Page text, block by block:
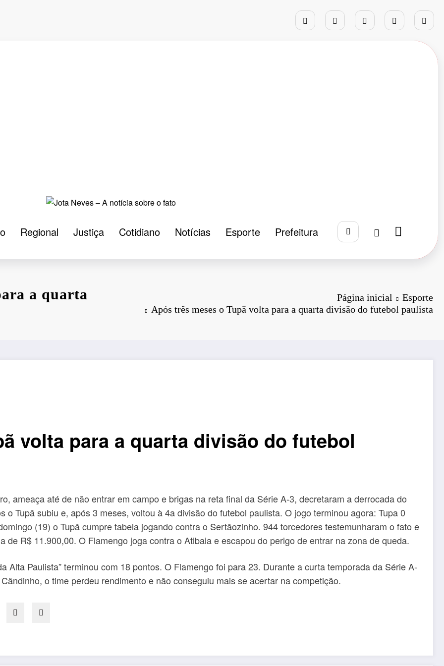
Regional Justiça Cotidiano Notícias Esporte Prefeitura
a quarta Página inicial
Esporte
Após três meses o Tupã volta para a quarta divisão do futebol paulista
volta para a quarta divisão do futebol
ameaça até de não entrar em campo e brigas na reta final da Série A-3, decretaram a derrocada do
o Tupã subiu e, após 3 meses, voltou à 4a divisão do futebol paulista. O jogo terminou agora: Tupa 0
(19) o Tupã cumpre tabela jogando contra o Sertãozinho. 944 torcedores testemunharam o fato e
de R$ 11.900,00. O Flamengo joga contra o Atibaia e escapou do perigo de entrar na zona de queda.
Alta Paulista” terminou com 18 pontos. O Flamengo foi para 23. Durante a curta temporada da Série A-
o time perdeu rendimento e não conseguiu mais se acertar na competição.